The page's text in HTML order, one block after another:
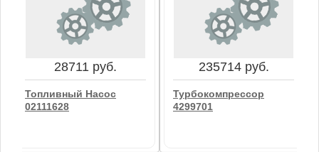
28711 руб.
Топливный Насос
02111628
235714 руб.
Турбокомпрессор
4299701